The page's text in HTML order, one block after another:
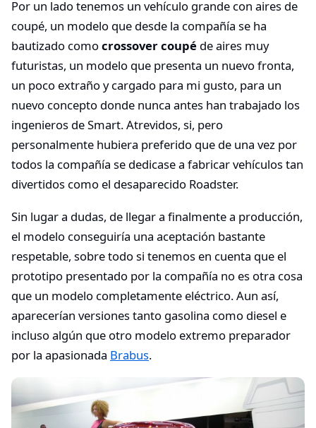
Por un lado tenemos un vehículo grande con aires de
coupé, un modelo que desde la compañía se ha
bautizado comocrossover coupé de aires muy
futuristas, un modelo que presenta un nuevo fronta,
un poco extraño y cargado para mi gusto, para un
nuevo concepto donde nunca antes han trabajado los
ingenieros de Smart. Atrevidos, si, pero
personalmente hubiera preferido que de una vez por
todos la compañía se dedicase a fabricar vehículos tan
divertidos como el desaparecido Roadster.
Sin lugar a dudas, de llegar a finalmente a producción,
el modelo conseguiría una aceptación bastante
respetable, sobre todo si tenemos en cuenta que el
prototipo presentado por la compañía no es otra cosa
que un modelo completamente eléctrico. Aun así,
aparecerían versiones tanto gasolina como diesel e
incluso algún que otro modelo extremo preparador
por la apasionada Brabus.